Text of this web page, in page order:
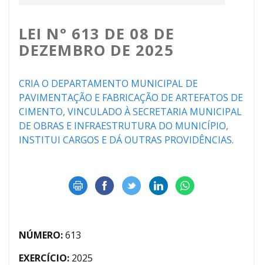
LEI N° 613 DE 08 DE
DEZEMBRO DE 2025
CRIA O DEPARTAMENTO MUNICIPAL DE
PAVIMENTAÇÃO E FABRICAÇÃO DE ARTEFATOS DE
CIMENTO, VINCULADO À SECRETARIA MUNICIPAL
DE OBRAS E INFRAESTRUTURA DO MUNICÍPIO,
INSTITUI CARGOS E DÁ OUTRAS PROVIDÊNCIAS.
NÚMERO:613
EXERCÍCIO: 2025